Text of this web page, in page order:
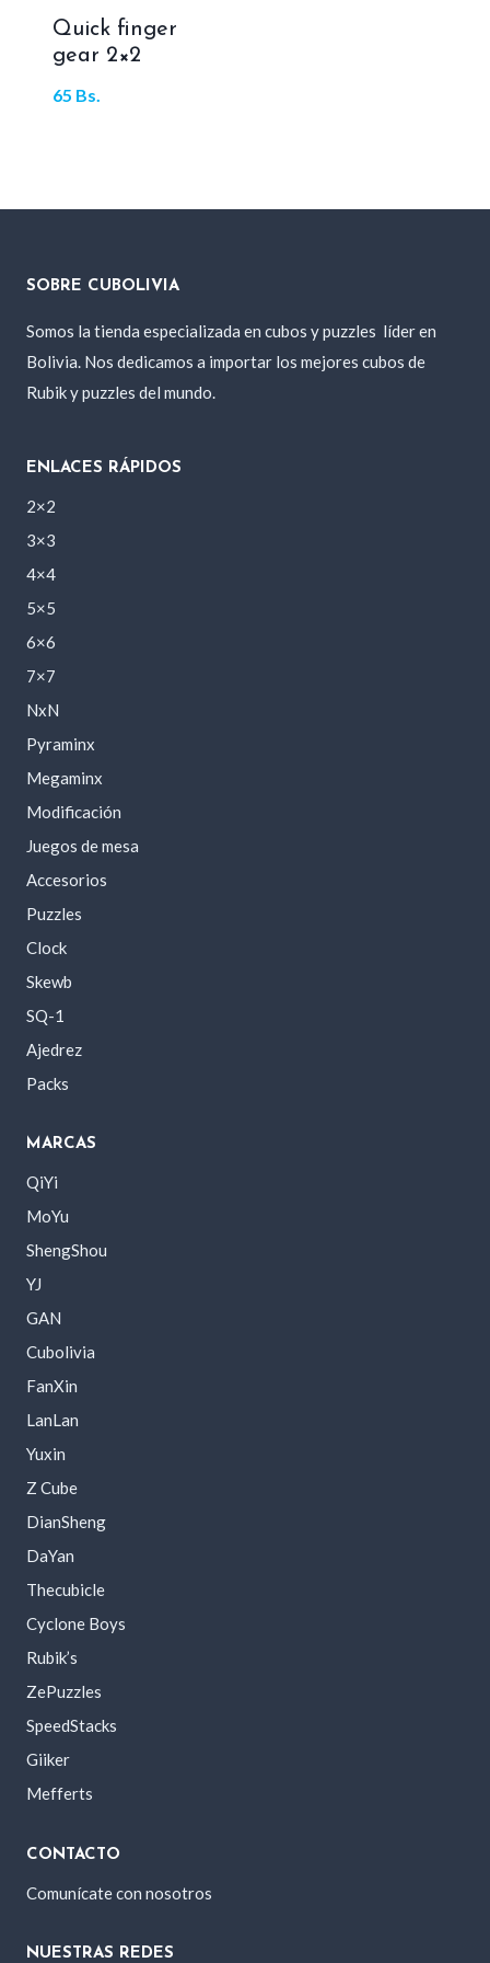
Quick finger
gear 2×2
65 Bs.
SOBRE CUBOLIVIA
Somos la tienda especializada en cubos y puzzles líder en
Bolivia. Nos dedicamos a importar los mejores cubos de
Rubik y puzzles del mundo.
ENLACES RÁPIDOS
2×2
3×3
4×4
5×5
6×6
7×7
NxN
Pyraminx
Megaminx
Modificación
Juegos de mesa
Accesorios
Puzzles
Clock
Skewb
SQ-1
Ajedrez
Packs
MARCAS
QiYi
MoYu
ShengShou
YJ
GAN
Cubolivia
FanXin
LanLan
Yuxin
Z Cube
DianSheng
DaYan
Thecubicle
Cyclone Boys
Rubik’s
ZePuzzles
SpeedStacks
Giiker
Mefferts
CONTACTO
Comunícate con nosotros
NUESTRAS REDES